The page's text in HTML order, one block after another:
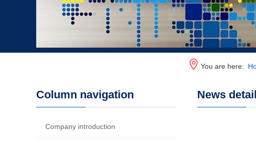
You are here:
News detail
Column navigation
Company introduction